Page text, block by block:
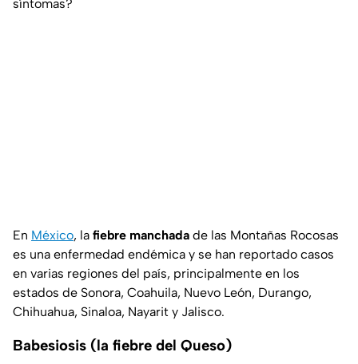
síntomas?
En México, la fiebre manchada de las Montañas Rocosas
es una enfermedad endémica y se han reportado casos
en varias regiones del país, principalmente en los
estados de Sonora, Coahuila, Nuevo León, Durango,
Chihuahua, Sinaloa, Nayarit y Jalisco.
Babesiosis (la fiebre del Queso)